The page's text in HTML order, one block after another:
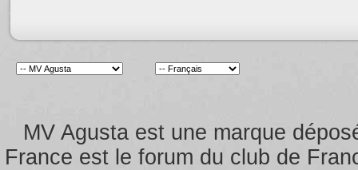
MV Agusta est une marque
France est le forum du club de